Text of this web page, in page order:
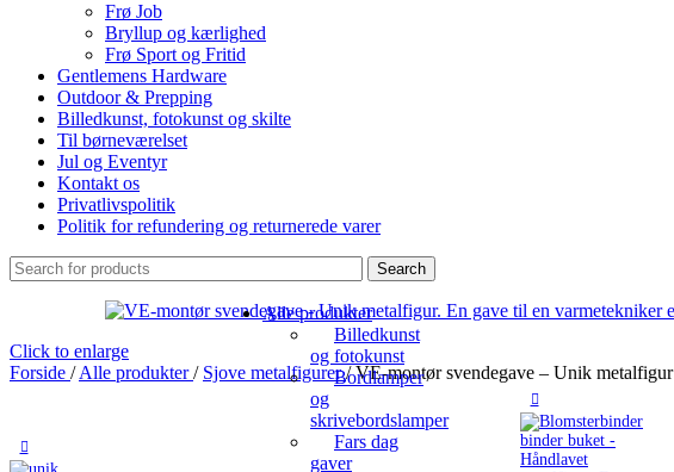
Frø Job
Bryllup og kærlighed
Frø Sport og Fritid
Gentlemens Hardware
Outdoor & Prepping
Billedkunst, fotokunst og skilte
Til børneværelset
Jul og Eventyr
Kontakt os
Privatlivspolitik
Politik for refundering og returnerede varer
Alle produkter
Billedkunst
og fotokunst
Bordlamper
og
skrivebordslamper
Fars dag
gaver
Search
Click to enlarge
Forside / Alle produkter/ Sjove metalfigurer/ VE-montør svendegave – Unik metalfigur